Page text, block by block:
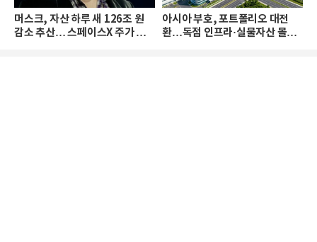
머스크, 자산 하루 새 126조 원
감소 추산… 스페이스X 주가 하
아시아 부호, 포트폴리오 대전
환…독점 인프라·실물자산 몰린